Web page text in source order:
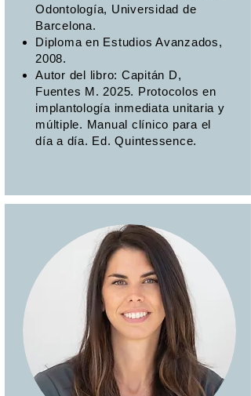
Odontología, Universidad de
Barcelona.
Diploma en Estudios Avanzados,
2008.
Autor del libro: Capitán D,
Fuentes M. 2025. Protocolos en
implantología inmediata unitaria y
múltiple. Manual clínico para el
día a día. Ed. Quintessence.